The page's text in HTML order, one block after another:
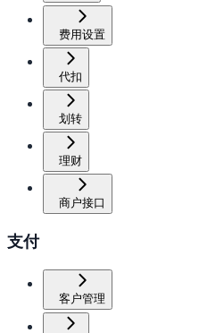
费用设置
代扣
划转
理财
商户接口
支付
客户管理